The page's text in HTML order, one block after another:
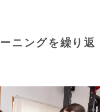
ニングを繰り返